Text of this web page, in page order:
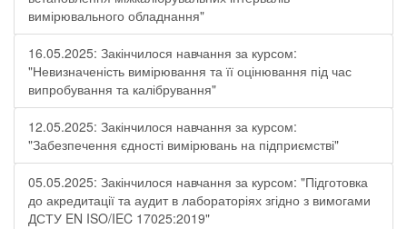
вимірювального обладнання"
16.05.2025: Закінчилося навчання за курсом:
"Невизначеність вимірювання та її оцінювання під час
випробування та калібрування"
12.05.2025: Закінчилося навчання за курсом:
"Забезпечення єдності вимірювань на підприємстві"
05.05.2025: Закінчилося навчання за курсом: "Підготовка
до акредитації та аудит в лабораторіях згідно з вимогами
ДСТУ EN ISO/IEC 17025:2019"